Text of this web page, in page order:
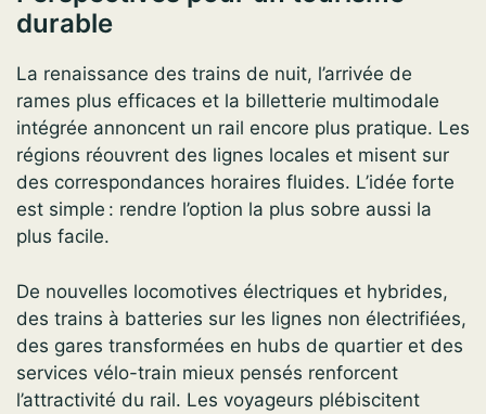
durable
La renaissance des trains de nuit, l’arrivée de
rames plus efficaces et la billetterie multimodale
intégrée annoncent un rail encore plus pratique. Les
régions réouvrent des lignes locales et misent sur
des correspondances horaires fluides. L’idée forte
est simple : rendre l’option la plus sobre aussi la
plus facile.
De nouvelles locomotives électriques et hybrides,
des trains à batteries sur les lignes non électrifiées,
des gares transformées en hubs de quartier et des
services vélo-train mieux pensés renforcent
l’attractivité du rail. Les voyageurs plébiscitent